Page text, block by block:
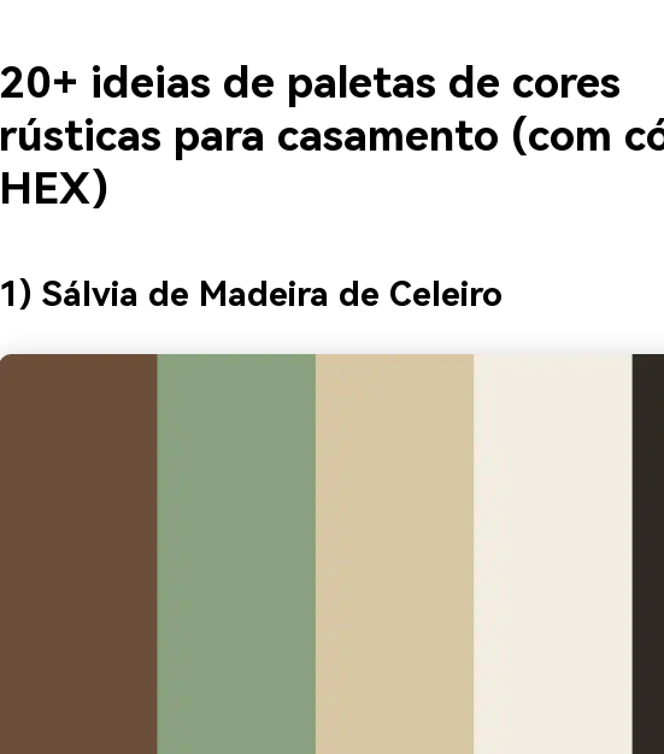
20+ ideias de paletas de cores
rústicas para casamento (com
HEX)
1) Sálvia de Madeira de Celeiro